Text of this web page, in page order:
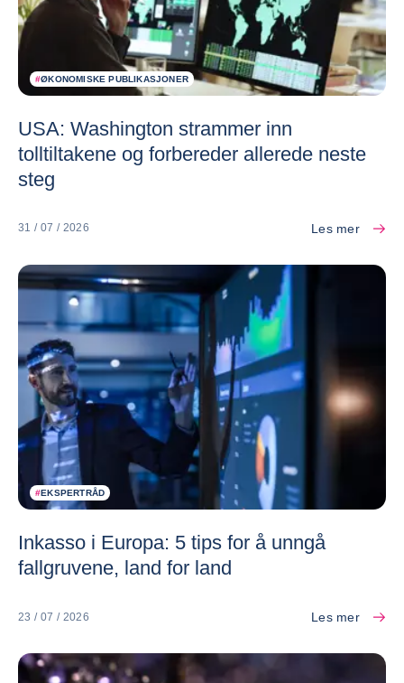
#ØKONOMISKE PUBLIKASJONER
USA: Washington strammer inn
tolltiltakene og forbereder allerede neste
steg
31 / 07 / 2026 Les mer
#EKSPERTRÅD
Inkasso i Europa: 5 tips for å unngå
fallgruvene, land for land
23 / 07 / 2026 Les mer